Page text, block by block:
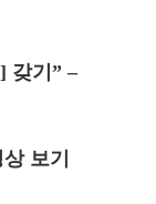
갖기” –
보기